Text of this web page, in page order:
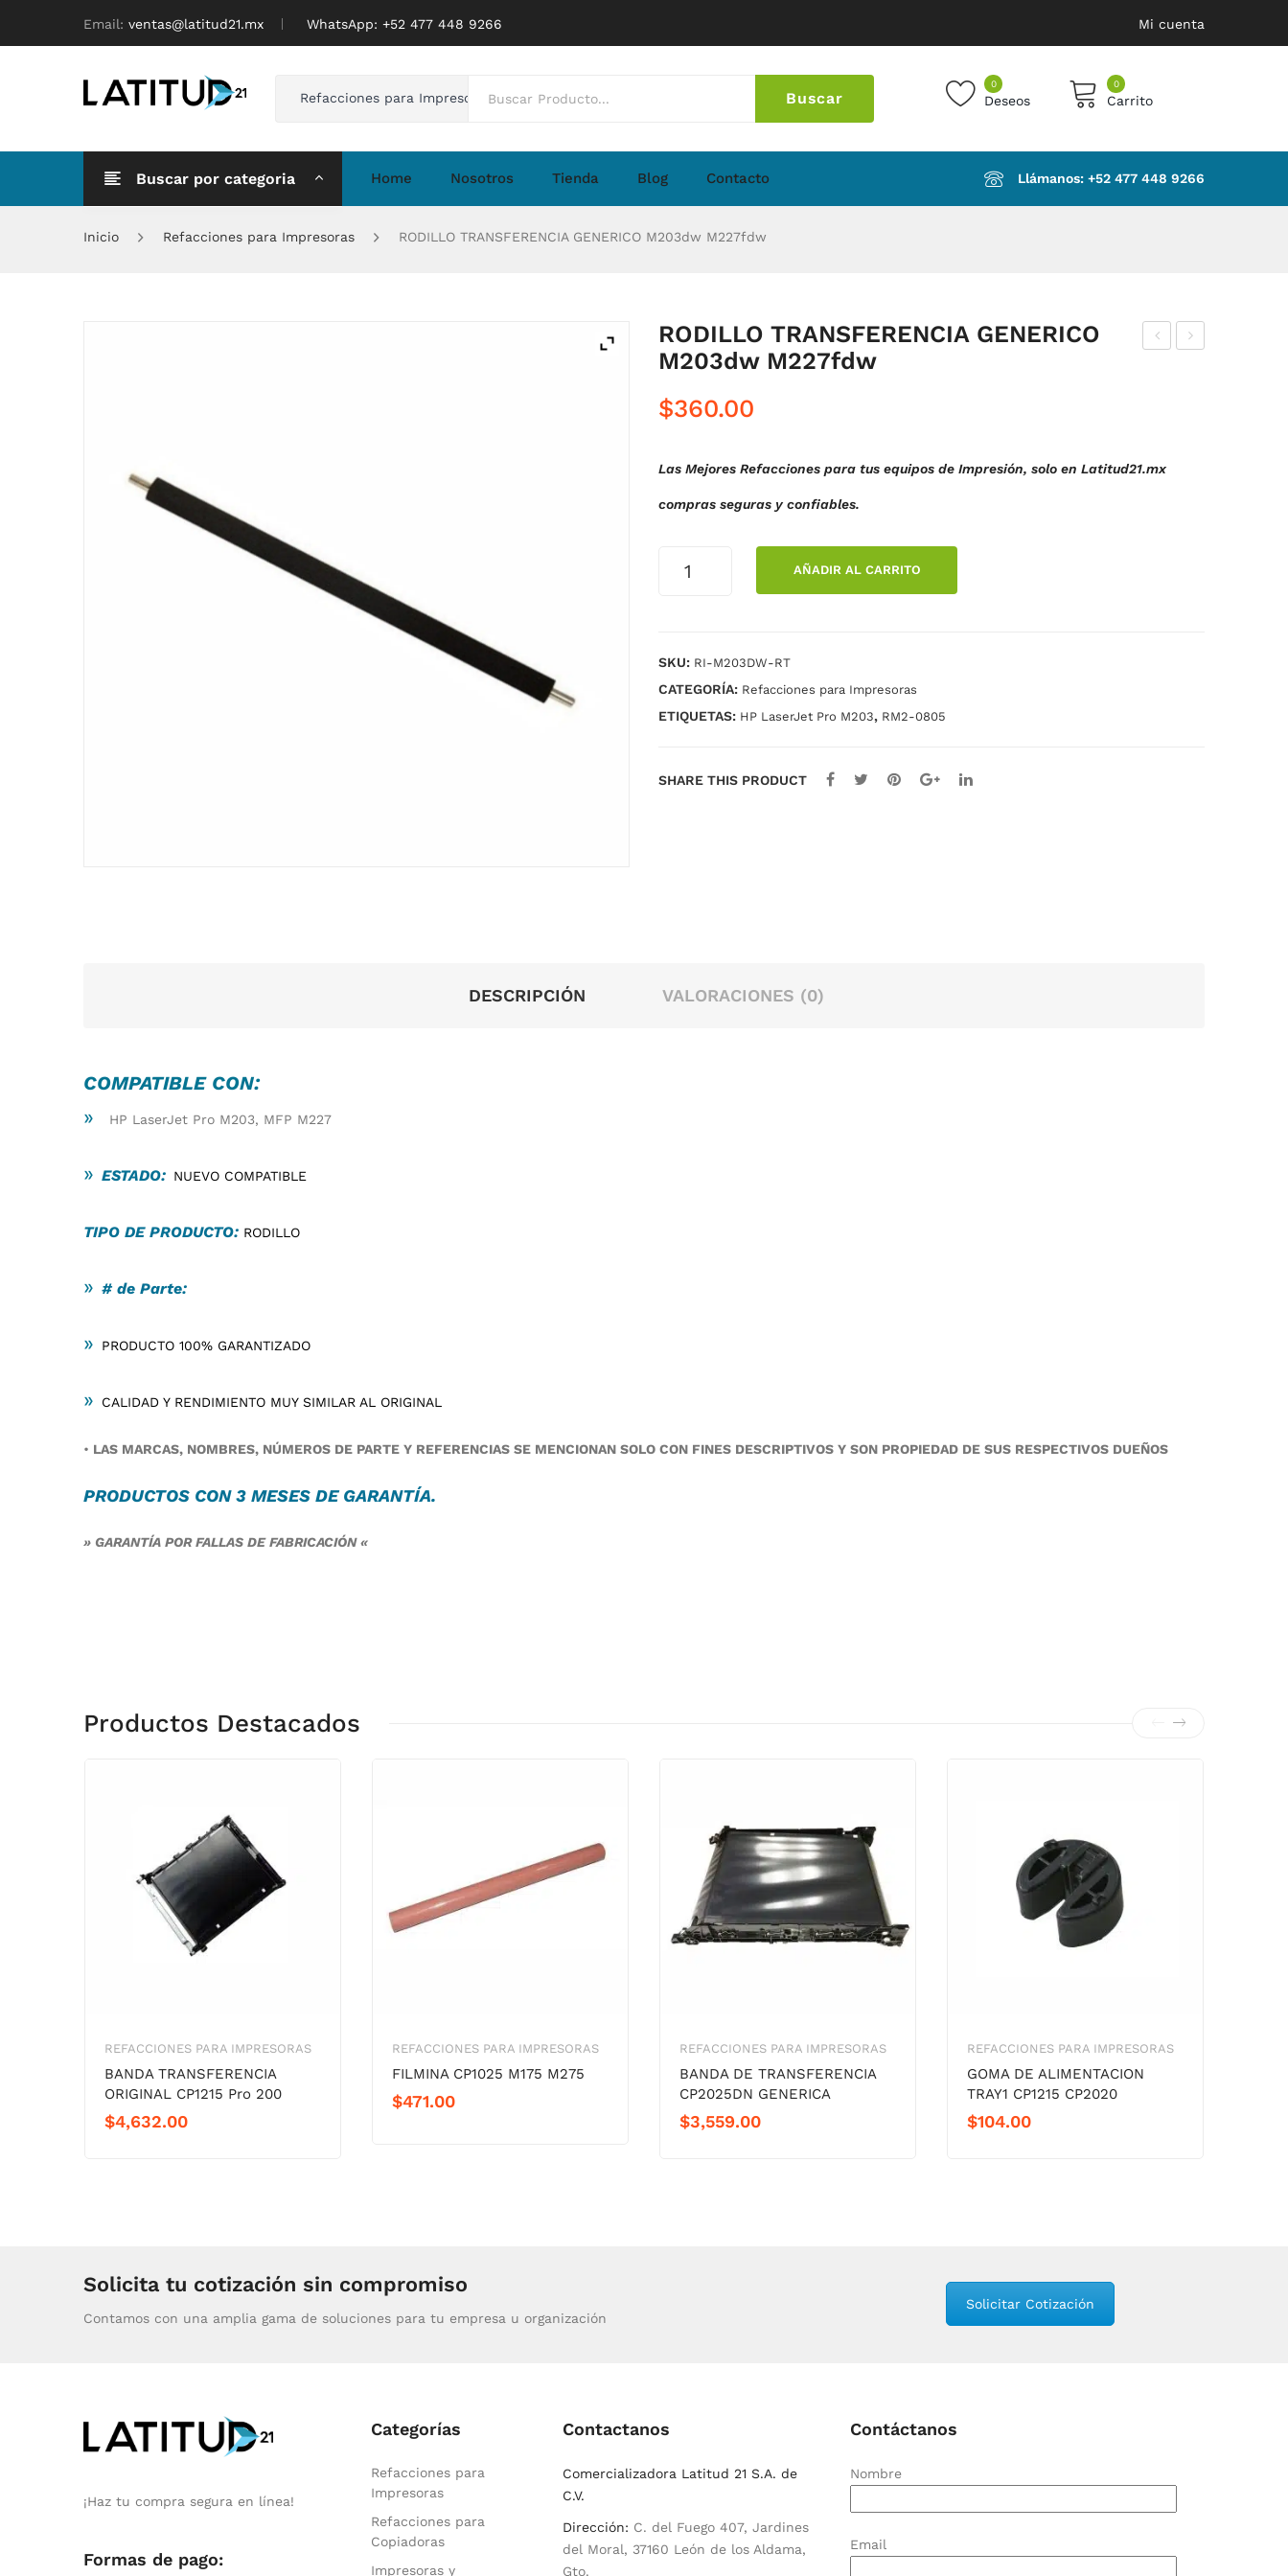
Email: ventas@latitud21.mx WhatsApp: ‪+52 477 448 9266 Mi cuenta
Refacciones para Impresoras Buscar
0
Deseos
0
Carrito
No products in the cart.
Buscar por categoria Home Nosotros Tienda Blog Contacto Llámanos: ‪+52 477 448 9266‬
Inicio Refacciones para Impresoras RODILLO TRANSFERENCIA GENERICO M203dw M227fdw
RIC
RODILLO TRANSFERENCIA GENERICO
M203dw M227fdw
$360.00
Las Mejores Refacciones para tus equipos de Impresión, solo en Latitud21.mx
compras seguras y confiables.
TRANSFERENCIA
cantidad
AÑADIR AL CARRITO
SKU: RI-M203DW-RT
CATEGORÍA: Refacciones para Impresoras
ETIQUETAS: HP LaserJet Pro M203, RM2-0805
SHARE THIS PRODUCT
DESCRIPCIÓN VALORACIONES (0)
COMPATIBLE CON:
» HP LaserJet Pro M203, MFP M227
» ESTADO: NUEVO COMPATIBLE
TIPO DE PRODUCTO: RODILLO
» # de Parte:
» PRODUCTO 100% GARANTIZADO
» CALIDAD Y RENDIMIENTO MUY SIMILAR AL ORIGINAL
• LAS MARCAS, NOMBRES, NÚMEROS DE PARTE Y REFERENCIAS SE MENCIONAN SOLO CON FINES DESCRIPTIVOS Y SON PROPIEDAD DE SUS RESPECTIVOS DUEÑOS
PRODUCTOS CON 3 MESES DEGARANTÍA.
» GARANTÍA POR FALLAS DE FABRICACIÓN «
Productos Destacados
REFACCIONES PARA IMPRESORAS
BANDA TRANSFERENCIA
ORIGINAL CP1215 Pro 200
$4,632.00
REFACCIONES PARA IMPRESORAS
FILMINA CP1025 M175 M275
$471.00
REFACCIONES PARA IMPRESORAS
BANDA DE TRANSFERENCIA
CP2025DN GENERICA
$3,559.00
REFACCIONES PARA IMPRESORAS
GOMA DE ALIMENTACION
TRAY1 CP1215 CP2020
$104.00
Solicita tu cotización sin compromiso
Contamos con una amplia gama de soluciones para tu empresa u organización
Solicitar Cotización
¡Haz tu compra segura en línea!
Formas de pago:
Categorías
Refacciones para
Impresoras
Refacciones para
Copiadoras
Impresoras y
Contactanos
Comercializadora Latitud 21 S.A. de
C.V.
Dirección: C. del Fuego 407, Jardines
del Moral, 37160 León de los Aldama,
Gto.
Contáctanos
Nombre
Email